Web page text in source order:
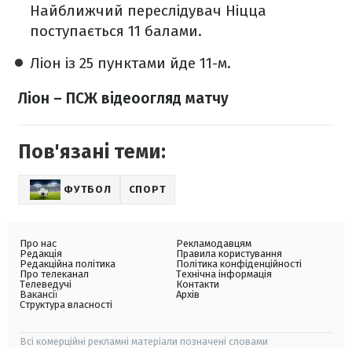
Найближчий переслідувач Ніцца
поступається 11 балами.
Ліон із 25 пунктами йде 11-м.
Ліон – ПСЖ відеоогляд матчу
Пов'язані теми:
ФУТБОЛ СПОРТ
Про нас
Редакція
Редакційна політика
Про телеканал
Телеведучі
Вакансії
Структура власності
Рекламодавцям
Правила користування
Політика конфіденційності
Технічна інформація
Контакти
Архів
Всі комерційні рекламні матеріали позначені словами